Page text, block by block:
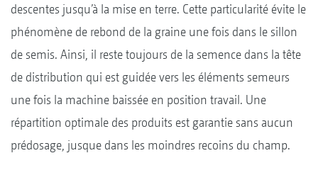
descentes jusqu’à la mise en terre. Cette particularité évite le
phénomène de rebond de la graine une fois dans le sillon
de semis. Ainsi, il reste toujours de la semence dans la tête
de distribution qui est guidée vers les éléments semeurs
une fois la machine baissée en position travail. Une
répartition optimale des produits est garantie sans aucun
prédosage, jusque dans les moindres recoins du champ.